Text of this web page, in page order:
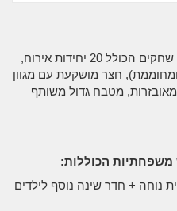
מתחם נופש מטריף חושים ומרקיע שחקים הכולל 20 יחידות אירוח,
(בריכה 1 מקורה ומחוממת), חצר מושקעת עם מגוון
מטבח גדול משותף
נוחה + חדר שינה נוסף לילדים